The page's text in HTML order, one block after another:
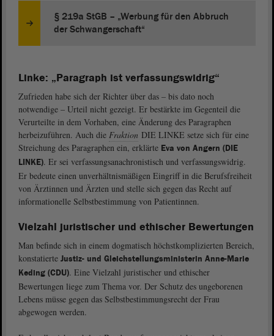
§ 219a StGB – „Werbung für den Abbruch
der Schwangerschaft“
Linke: „Paragraph ist verfassungswidrig“
Zufrieden habe sich der Richter über das – bis dato noch
notwendige – Urteil nicht gezeigt. Er bestärkte im Gegenteil die
Verurteilte in dem Vorhaben, eine Änderung des Paragraphen
herbeizuführen. Auch die Fraktion DIE LINKE setze sich für eine
Streichung des Paragraphen ein, erklärte Eva von Angern (DIE
LINKE). Er sei verfassungsanachronistisch und verfassungswidrig.
Er bedeute einen unverhältnismäßigen Eingriff in die Berufsfreiheit
von Ärztinnen und Ärzten und stelle sich gegen das Recht auf
informationelle Selbstbestimmung von Patientinnen.
Vielzahl juristischer und ethischer Bewertungen
Man befinde sich in einem dogmatisch höchstkomplizierten Bereich,
konstatierte Justiz- und Gleichstellungsministerin Anne-Marie
Keding (CDU). Eine Vielzahl juristischer und ethischer
Bewertungen liege zum Thema vor. Der Schutz des ungeborenen
Lebens müsse gegen das Selbstbestimmungsrecht der Frau
abgewogen werden.